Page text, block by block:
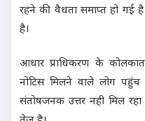
रहने की वैधता समाप्त हो गई
है।
आधार प्राधिकरण के
नोटिस मिलने वाले लोग
संतोषजनक उत्तर नही मिल